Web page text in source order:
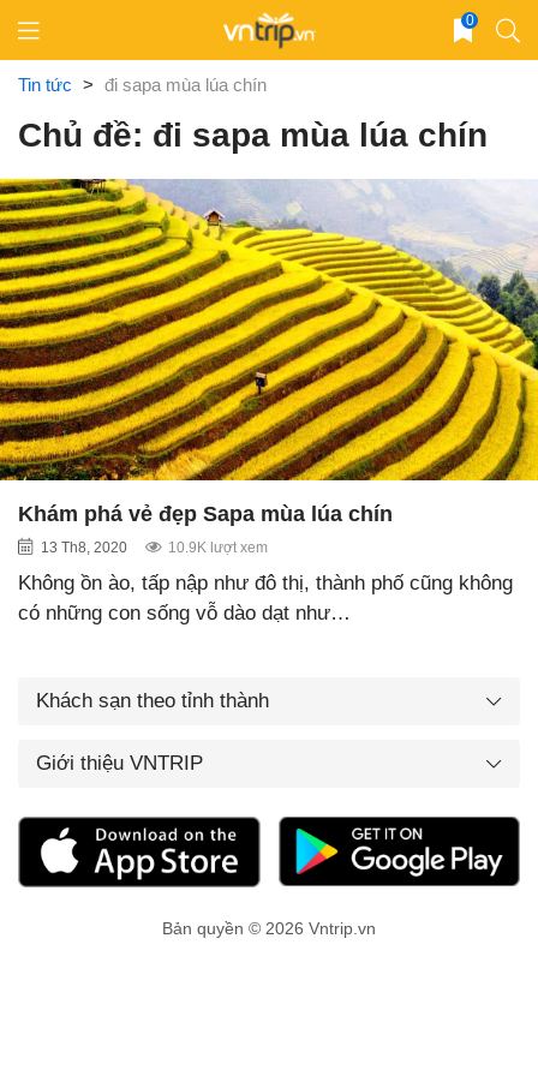
content
0
Tin tức > đi sapa mùa lúa chín
Chủ đề: đi sapa mùa lúa chín
Khám phá vẻ đẹp Sapa mùa lúa chín
13 Th8, 2020 10.9K lượt xem
Không ồn ào, tấp nập như đô thị, thành phố cũng không
có những con sống vỗ dào dạt như…
Khách sạn theo tỉnh thành
Giới thiệu VNTRIP
Bản quyền © 2026 Vntrip.vn